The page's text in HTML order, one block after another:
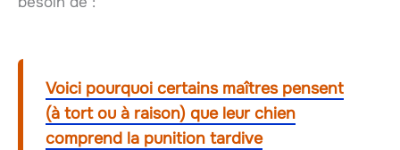
Voici pourquoi certains maîtres pensent
(à tort ou à raison) que leur chien
comprend la punition tardive